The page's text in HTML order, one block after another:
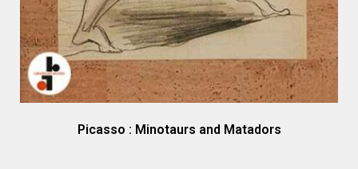
Picasso : Minotaurs and Matadors